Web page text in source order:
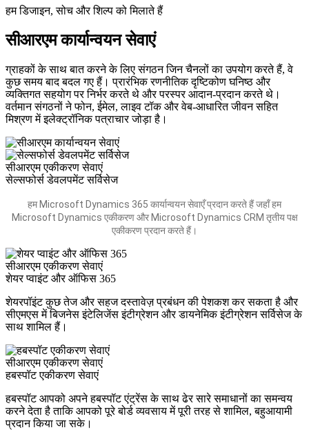
हम डिजाइन, सोच और शिल्प को मिलाते हैं
सीआरएम कार्यान्वयन सेवाएं
ग्राहकों के साथ बात करने के लिए संगठन जिन चैनलों का उपयोग करते हैं, वे
कुछ समय बाद बदल गए हैं। प्रारंभिक रणनीतिक दृष्टिकोण घनिष्ठ और
व्यक्तिगत सहयोग पर निर्भर करते थे और परस्पर आदान-प्रदान करते थे।
वर्तमान संगठनों ने फोन, ईमेल, लाइव टॉक और वेब-आधारित जीवन सहित
मिश्रण में इलेक्ट्रॉनिक पत्राचार जोड़ा है।
सीआरएम एकीकरण सेवाएं
सेल्सफोर्स डेवलपमेंट सर्विसेज
हम Microsoft Dynamics 365 कार्यान्वयन सेवाएँ प्रदान करते हैं जहाँ हम
Microsoft Dynamics एकीकरण और Microsoft Dynamics CRM तृतीय पक्ष
एकीकरण प्रदान करते हैं।
सीआरएम एकीकरण सेवाएं
शेयर प्वाइंट और ऑफिस 365
शेयरपॉइंट कुछ तेज और सहज दस्तावेज़ प्रबंधन की पेशकश कर सकता है और
सीएमएस में बिजनेस इंटेलिजेंस इंटीग्रेशन और डायनेमिक इंटीग्रेशन सर्विसेज के
साथ शामिल हैं।
सीआरएम एकीकरण सेवाएं
हबस्पॉट एकीकरण सेवाएं
हबस्पॉट आपको अपने हबस्पॉट एंट्रेंस के साथ ढेर सारे समाधानों का समन्वय
करने देता है ताकि आपको पूरे बोर्ड व्यवसाय में पूरी तरह से शामिल, बहुआयामी
प्रदान किया जा सके।